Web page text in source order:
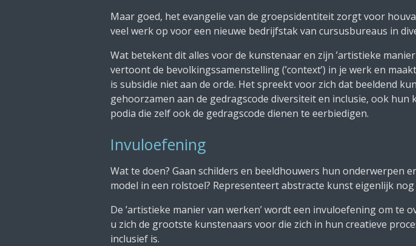
Maar goed, het evangelie van de groepsidentiteit zorgt voor
veel werk op voor een nieuwe bedrijfstak van cursusbureaus in
Wat betekent dit alles voor de kunstenaar en zijn ’artistieke
vertoont de bevolkingssamenstelling (’context’) in je werk en
is subsidie niet aan de orde. Het spreekt voor zich dat beeldend
gehoorzamen aan de gedragscode diversiteit en inclusie, ook
podia die zelf ook de gedragscode dienen te eerbiedigen.
Invuloefening
Wat te doen? Gaan schilders en beeldhouwers hun onderwerpen
model in een rolstoel? Representeert abstracte kunst eigenlijk
De ’artistieke manier van werken’ wordt een invuloefening om te
u zich de grootste kunstenaars voor die zich in hun creatieve
inclusief is.